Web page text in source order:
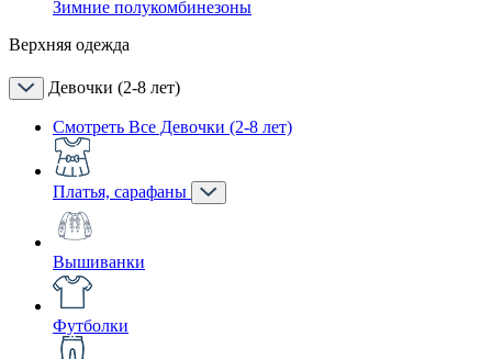
Зимние полукомбинезоны
Верхняя одежда
Девочки (2-8 лет)
Смотреть Все Девочки (2-8 лет)
Платья, сарафаны
Вышиванки
Футболки